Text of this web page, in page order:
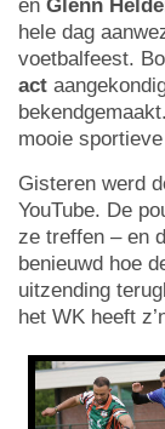
en Glenn
hele dag
voetbalfeest.
act
mooie
Gisteren werd
YouTube. De
ze treffen – en
benieuwd hoe
uitzending
het WK heeft